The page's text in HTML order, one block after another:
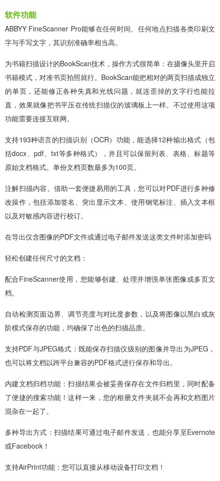
软件功能
ABBYY FineScanner Pro能够在任何时间、任何地点扫描各类印刷文
字与手写文字，其识别准确率相当高。
为书籍扫描设计的BookScan技术，操作方式很简单：在摄像头里开启
书籍模式，对准书页拍照就行。BookScan能把相对的两页扫描成独立
的单页，还能修正各种失真和光线问题，就连歪掉的文字行也能拉
直，效果就像把书平压在传统扫描仪的玻璃板上一样。不过使用这项
功能需要连接互联网。
支持193种语言的扫描识别（OCR）功能，能选择12种输出格式（包
括docx、pdf、txt等多种格式），并且可以保留列表、表格、标题等
原始文档格式。单份文档页数最多为100页。
注解扫描内容。借助一套便捷易用的工具，您可以对PDF进行多种修
改操作，包括添加签名、突出显示文本、使用钢笔标注、插入文本框
以及对敏感内容进行校订。
在导出仅含图像的PDF文件或通过电子邮件发送这类文件时添加密码
轻松创建任何尺寸的文档：
配合FineScanner使用，您能够创建、处理并增强单张图像或多页文
档。
自动检测页面边界、调节亮度与对比度参数，以及将图像以黑白或灰
阶模式保存的功能，均确保了出色的扫描品质。
支持PDF与JPEG格式：既能保存扫描仪级别的图像并导出为JPEG，
也可以将文档以跨平台兼容的PDF格式进行保存和导出。
内建文档归档功能：扫描结果会被妥善保存在文件归档里，同时配备
了便捷的搜索功能！这样一来，您的相册文件夹就不会再和文档图片
混杂在一起了。
多种导出方式：扫描结果可通过电子邮件发送，也能分享至Evernote
或Facebook！
支持AirPrint功能：您可以直接从移动设备打印文档！